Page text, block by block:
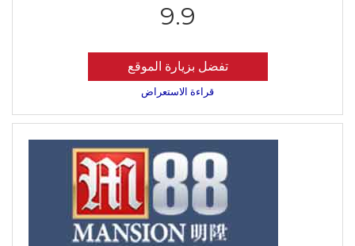
9.9
تفضل بزيارة الموقع
قراءة الاستعراض